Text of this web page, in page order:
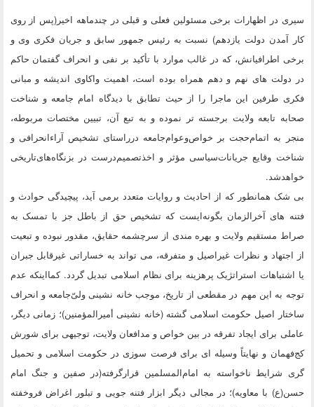
در اظهارات برخی مسئولین فعلی و قبلی در چندماهه اخیر(پس از روی
آمدن دولت یازدهم) نسبت به رئیس جمهور سابق و جریان فکری وی و
اطرافیانش، که در غالب موارد با تأکید بر نفی و انحراف گفتمان حاکم
های نهم و دهم همراه بوده است، اهمیت واکاوی اندیشه و مبانی
طرفین این ماجرا را از حیث تطابق با دیدگاه امام جامعه و شناخت
تابعه ولایت برجسته تر نموده و به تبع آن، تبیین مختصات مربوطه،
به اتمام‌حجت بر خواص‌وعوام‌جامعه درراستای تشخیص آراء‌انحرافی و
وقایع جریانات‌سیاسی مؤثر و اخذتصمیم‌درست در بزنگاه‌های‌تاریخی
همانطور که از احادیث و روایات متعدد برمی آید، پیچیدگی حوادث و
های آخرالزمان بگونه‌ایست که تشخیص حق از باطل جز با تمسک به
مستقیم ولایت و بهره مندی از سرچشمه حقایق، مقدور نبوده و تبعیت
و نظرات غیراصیل و متفرقه، می تواند به خساراتی غیرقابل جبران
استراتژیک پرهزینه برای نظام اسلامی تبدیل گردد. کما‌اینکه عدم
به این مهم در مقطعی از تاریخ، موجب خانه نشینی ولیّ‌جامعه و انحراف
اصیل حکومت اسلامی گشته (خانه نشینی أمیرالمؤمنین)؛ زمانی دیگر،
برای ایجاد تفرقه در بین خواص و مدافعان ولایت، توجیهی برای شورش
و نهایتاً وسیله ای برای فرصت سوزی در حکومت اسلامی و تحمیل
شرایط ناخواسته به امام‌المسلمین قرارگرفته(در صفین و جنگ امام
با معاویه)؛ در مجالی دیگر ابزار فتنه جویی و تبلور اغراض فروخفته